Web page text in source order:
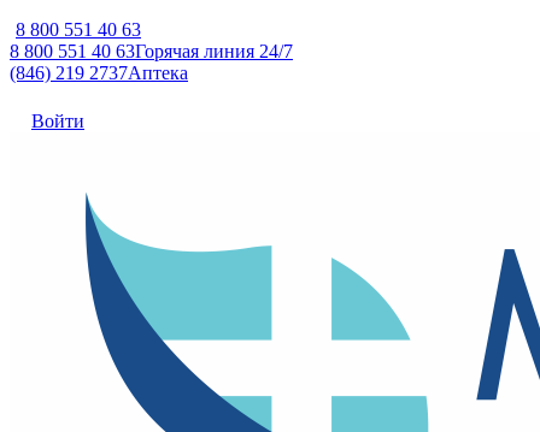
8 800 551 40 63
8 800 551 40 63Горячая линия 24/7
(846) 219 2737Аптека
Войти